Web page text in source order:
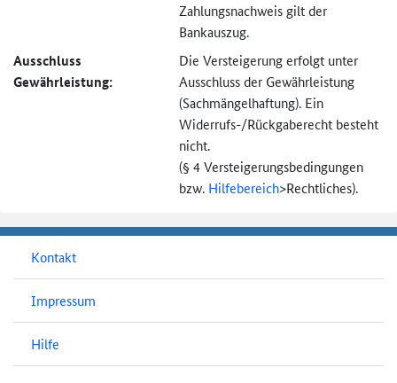
Zahlungsnachweis gilt der
Bankauszug.
Ausschluss
Gewährleistung:
Die Versteigerung erfolgt unter
Ausschluss der Gewährleistung
(Sachmängel­haftung). Ein
Widerrufs-/Rückgaberecht besteht
nicht.
(§ 4 Versteigerungs­bedingungen
bzw. Hilfebereich>Rechtliches).
Kontakt
Impressum
Hilfe